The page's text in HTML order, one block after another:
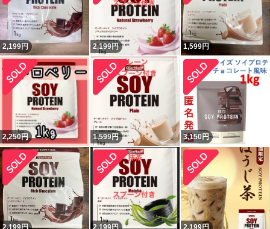
2,199円 2,199円 1,599円
2,250円 1,599円 3,150円